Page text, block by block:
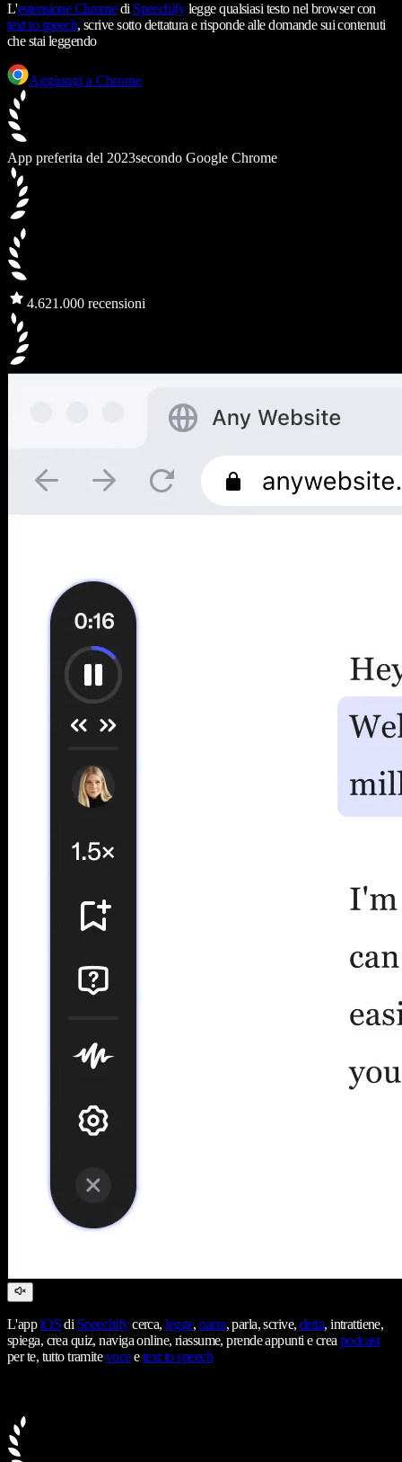
L'estensione Chromedi Speechifylegge qualsiasi testo nel browser con
text to speech, scrive sotto dettatura e risponde alle domande sui contenuti
che stai leggendo
Aggiungi a Chrome
App preferita del 2023secondo Google Chrome
4.621.000 recensioni
L'appiOSdi Speechifycerca,legge,narra, parla, scrive,detta, intrattiene,
spiega, crea quiz, naviga online, riassume, prende appunti e creapodcast
per te, tutto tramitevoceetext to speech